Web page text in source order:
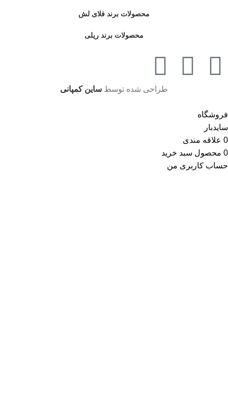
محصولات برند فلای لش
محصولات برند ریلی
طراحی شده توسط ساین کمپانی
فروشگاه
سایدبار
0 علاقه مندی
0 محصول سبد خرید
حساب کاربری من